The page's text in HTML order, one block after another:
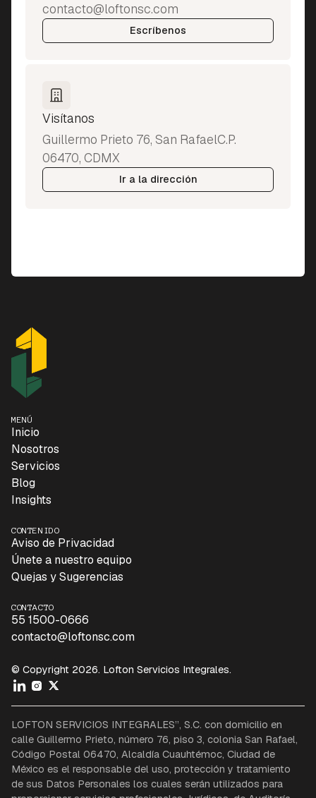
contacto@loftonsc.com
Escríbenos
Visítanos
Guillermo Prieto 76, San RafaelC.P.
06470, CDMX
Ir a la dirección
MENÚ
Inicio
Nosotros
Servicios
Blog
Insights
CONTENIDO
Aviso de Privacidad
Únete a nuestro equipo
Quejas y Sugerencias
CONTACTO
55 1500-0666
contacto@loftonsc.com
© Copyright 2026. Lofton Servicios Integrales.
LOFTON SERVICIOS INTEGRALES”, S.C. con domicilio en
calle Guillermo Prieto, número 76, piso 3, colonia San Rafael,
Código Postal 06470, Alcaldía Cuauhtémoc, Ciudad de
México es el responsable del uso, protección y tratamiento
de sus Datos Personales los cuales serán utilizados para